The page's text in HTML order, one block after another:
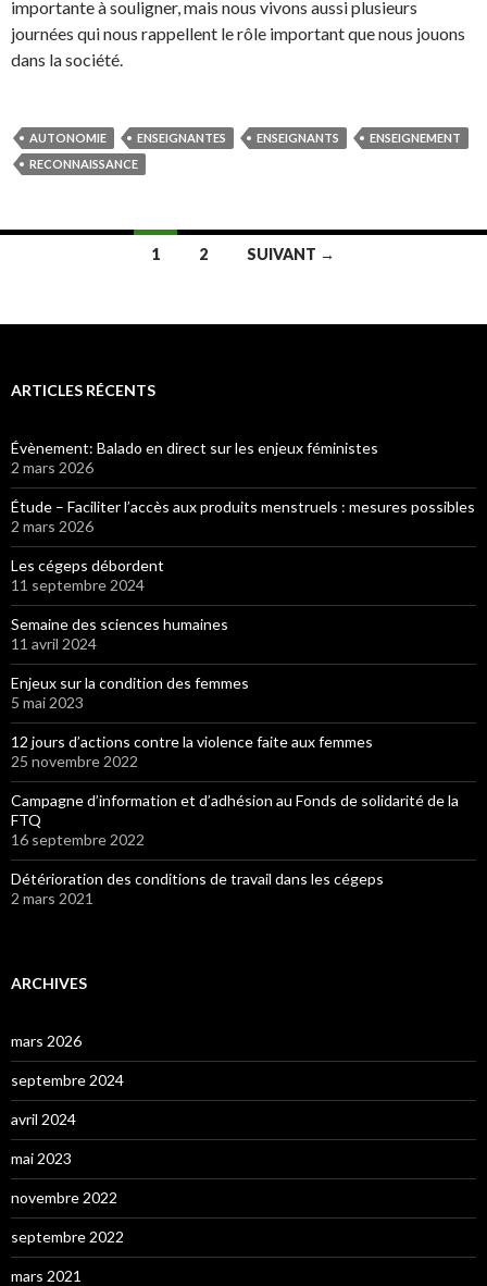
importante à souligner, mais nous vivons aussi plusieurs
journées qui nous rappellent le rôle important que nous jouons
dans la société.
AUTONOMIE ENSEIGNANTES ENSEIGNANTS
ENSEIGNEMENT
RECONNAISSANCE
des
1 2 SUIVANT →
ARTICLES RÉCENTS
Évènement: Balado en direct sur les enjeux féministes
2 mars 2026
Étude – Faciliter l’accès aux produits menstruels : mesures possibles
2 mars 2026
Les cégeps débordent
11 septembre 2024
Semaine des sciences humaines
11 avril 2024
Enjeux sur la condition des femmes
5 mai 2023
12 jours d’actions contre la violence faite aux femmes
25 novembre 2022
Campagne d’information et d’adhésion au Fonds de solidarité de la
FTQ
16 septembre 2022
Détérioration des conditions de travail dans les cégeps
2 mars 2021
ARCHIVES
mars 2026
septembre 2024
avril 2024
mai 2023
novembre 2022
septembre 2022
mars 2021